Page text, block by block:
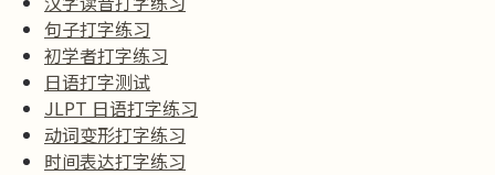
句子打字练习
初学者打字练习
日语打字测试
JLPT 日语打字练习
动词变形打字练习
时间表达打字练习